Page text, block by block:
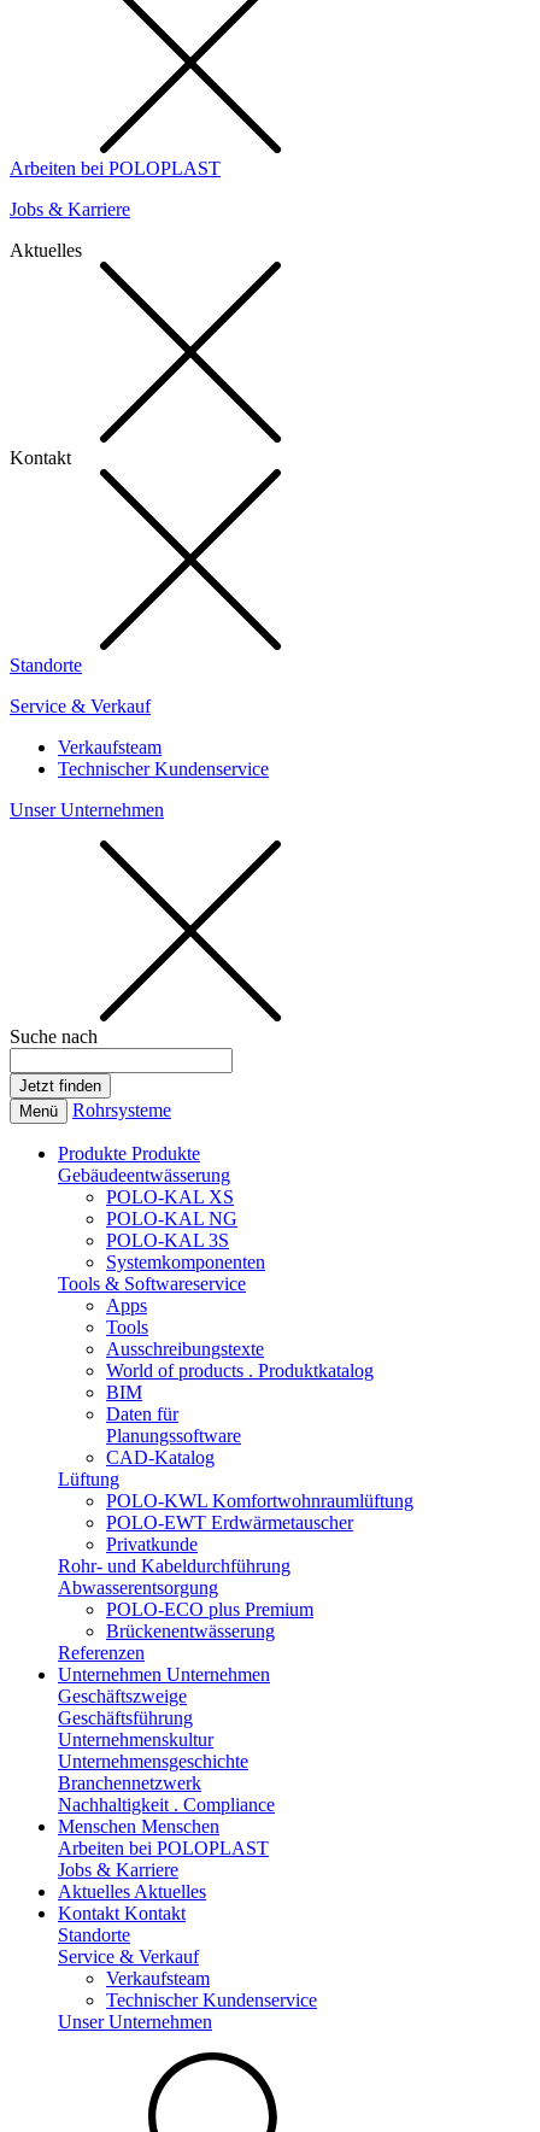
Arbeiten bei POLOPLAST
Jobs & Karriere
Aktuelles
Kontakt
Standorte
Service & Verkauf
Verkaufsteam
Technischer Kundenservice
Unser Unternehmen
Suche nach
Menü Rohrsysteme
Produkte Produkte
Gebäudeentwässerung
POLO-KAL XS
POLO-KAL NG
POLO-KAL 3S
Systemkomponenten
Tools & Softwareservice
Apps
Tools
Ausschreibungstexte
World of products . Produktkatalog
BIM
Daten für
Planungssoftware
CAD-Katalog
Lüftung
POLO-KWL Komfortwohnraumlüftung
POLO-EWT Erdwärmetauscher
Privatkunde
Rohr- und Kabeldurchführung
Abwasserentsorgung
POLO-ECO plus Premium
Brückenentwässerung
Referenzen
Unternehmen Unternehmen
Geschäftszweige
Geschäftsführung
Unternehmenskultur
Unternehmensgeschichte
Branchennetzwerk
Nachhaltigkeit . Compliance
Menschen Menschen
Arbeiten bei POLOPLAST
Jobs & Karriere
Aktuelles Aktuelles
Kontakt Kontakt
Standorte
Service & Verkauf
Verkaufsteam
Technischer Kundenservice
Unser Unternehmen